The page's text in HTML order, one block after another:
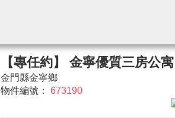
【專任約】 金寧優質三房公寓
金門縣金寧鄉
物件編號： 673190